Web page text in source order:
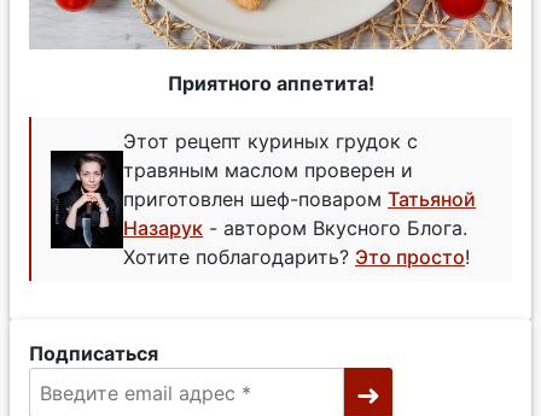
Приятного аппетита!
Этот рецепт куриных грудок с
травяным маслом проверен и
приготовлен шеф-поваром Татьяной
Назарук - автором Вкусного Блога.
Хотите поблагодарить? Это просто!
Подписаться